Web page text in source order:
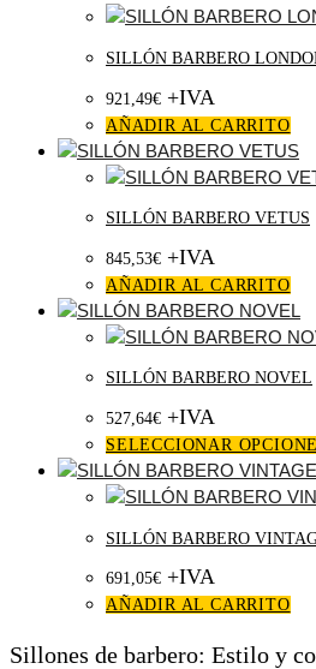
SILLÓN BARBERO
921,49€ +IVA
AÑADIR AL CARRITO
SILLÓN BARBERO VETUS
845,53€ +IVA
AÑADIR AL CARRITO
SILLÓN BARBERO NOVEL
527,64€ +IVA
SELECCIONAR
SILLÓN BARBERO
691,05€ +IVA
AÑADIR AL CARRITO
Sillones de barbero: Estilo y